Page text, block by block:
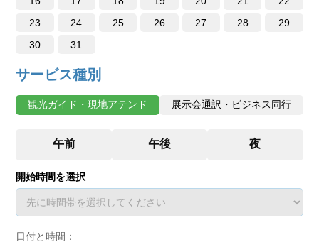
23
24 25 26 27 28
29
30
31
サービス種別
観光ガイド・現地アテンド 展示会通訳・ビジネス同行
開始時間を選択
日付と時間：